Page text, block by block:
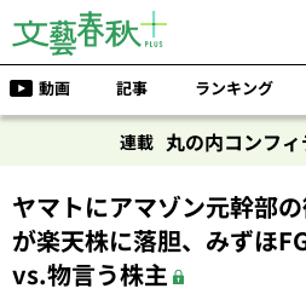
動画 記事 ランキング
連載 丸の内コンフ
ヤマトにアマゾン元幹部
が楽天株に落胆、みずほ
vs.物言う株主